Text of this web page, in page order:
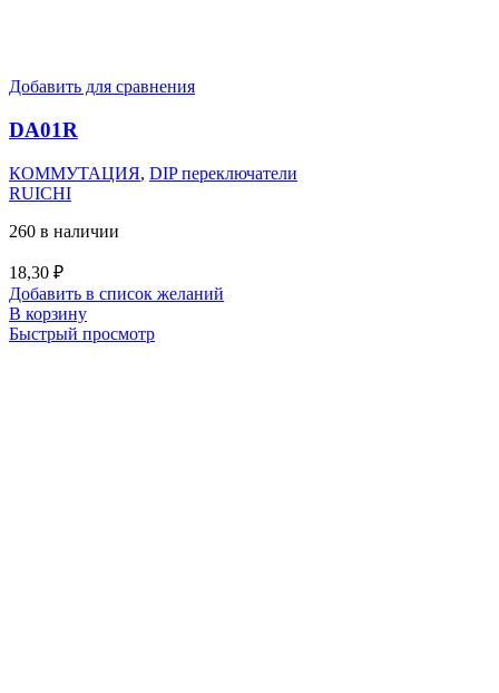
Добавить для сравнения
DA01R
КОММУТАЦИЯ, DIP переключатели
RUICHI
260 в наличии
18,30 ₽
Добавить в список желаний
В корзину
Быстрый просмотр